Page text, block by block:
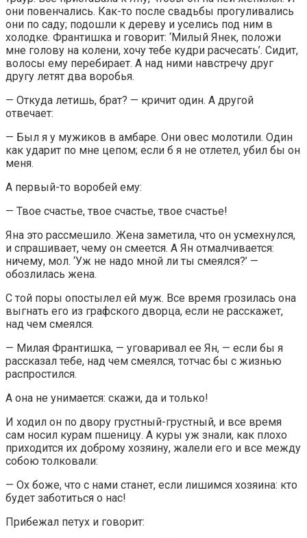
они повенчались. Как-то после свадьбы прогуливались
они по саду; подошли к дереву и уселись под ним в
холодке. Франтишка и говорит: ‘Милый Янек, положи
мне голову на колени, хочу тебе кудри расчесать’. Сидит,
волосы ему перебирает. А над ними навстречу друг
другу летят два воробья.
— Откуда летишь, брат? — кричит один. А другой
отвечает:
— Был я у мужиков в амбаре. Они овес молотили. Один
как ударит по мне цепом; если б я не отлетел, убил бы он
меня.
А первый-то воробей ему:
— Твое счастье, твое счастье, твое счастье!
Яна это рассмешило. Жена заметила, что он усмехнулся,
и спрашивает, чему он смеется. А Ян отмалчивается:
ничему, мол. ‘Уж не надо мной ли ты смеялся?’ —
обозлилась жена.
С той поры опостылел ей муж. Все время грозилась она
выгнать его из графского дворца, если не расскажет,
над чем смеялся.
— Милая Франтишка, — уговаривал ее Ян, — если бы я
рассказал тебе, над чем смеялся, тотчас бы с жизнью
распростился.
А она не унимается: скажи, да и только!
И ходил он по двору грустный-грустный, и все время
сам носил курам пшеницу. А куры уж знали, как плохо
приходится их доброму хозяину, жалели его и все между
собою толковали:
— Ох боже, что с нами станет, если лишимся хозяина: кто
будет заботиться о нас!
Прибежал петух и говорит: